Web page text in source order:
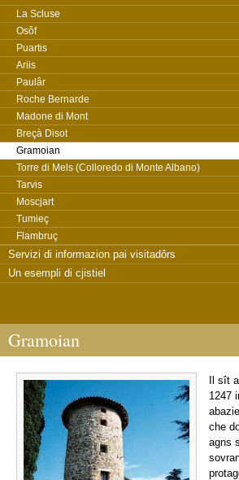
La Scluse
Osôf
Puartis
Ariis
Paulâr
Roche Bernarde
Madone di Mont
Breçà Disot
Gramoian
Torre di Mels (Colloredo di Monte Albano)
Tarvis
Moscjart
Tumieç
Flambruç
Servizi di informazion pai visitadôrs
Un esempli di cjistiel
Gramoian
Il sît
1247
che
agns